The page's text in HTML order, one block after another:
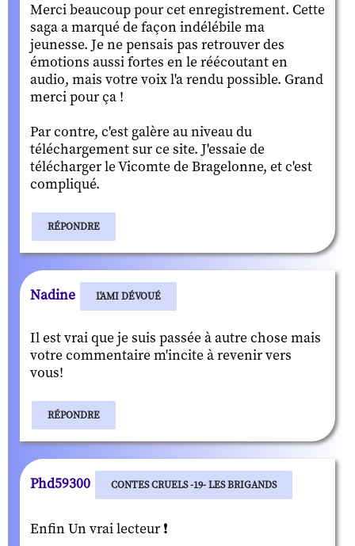
Merci beaucoup pour cet enregistrement. Cette
saga a marqué de façon indélébile ma
jeunesse. Je ne pensais pas retrouver des
émotions aussi fortes en le réécoutant en
audio, mais votre voix l'a rendu possible. Grand
merci pour ça !
Par contre, c'est galère au niveau du
téléchargement sur ce site. J'essaie de
télécharger le Vicomte de Bragelonne, et c'est
compliqué.
RÉPONDRE
Nadine L'AMI DÉVOUÉ
Il est vrai que je suis passée à autre chose mais
votre commentaire m'incite à revenir vers
vous!
RÉPONDRE
Phd59300 CONTES CRUELS -19- LES BRIGANDS
Enfin Un vrai lecteur ❗